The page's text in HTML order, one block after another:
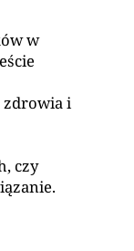
w
zdrowia i
czy